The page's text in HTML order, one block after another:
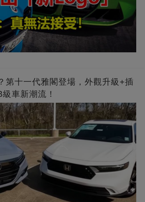
第十一代雅閣登場，外觀升級+插
車新潮流！